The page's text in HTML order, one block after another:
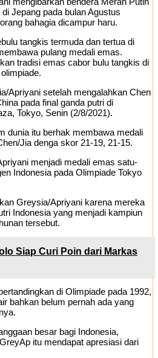
Jepang pada bulan Agustus
bahagia dicampur haru.
tangkis termuda dan tertua di
pulang medali emas.
tradisi emas cabor bulu tangkis di
Apriyani setelah mengalahkan Chen
pada final ganda putri di
Tokyo, Senin (2/8/2021).
dunia itu berhak membawa medali
Jia denga skor 21-19, 21-15.
menjadi medali emas satu-
Indonesia pada Olimpiade Tokyo
Greysia/Apriyani karena mereka
Indonesia yang menjadi kampiun
tersebut.
Siap Curi Poin dari Markas
di Olimpiade pada 1992,
bahkan belum pernah ada yang
besar bagi Indonesia,
itu mendapat apresiasi dari